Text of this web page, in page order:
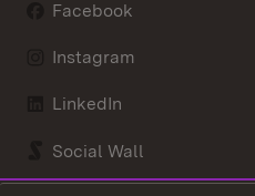
Facebook
Instagram
LinkedIn
Social Wall